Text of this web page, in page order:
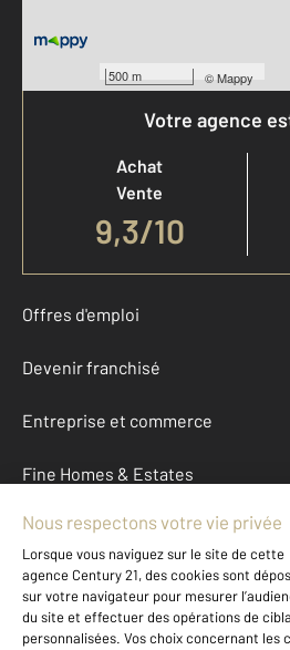
500 m ©Mappy
Votre agence
Achat
Vente
9,3/10
Offres d'emploi
Devenir franchisé
Entreprise et commerce
Fine Homes & Estates
À propos
International
Nous contacter